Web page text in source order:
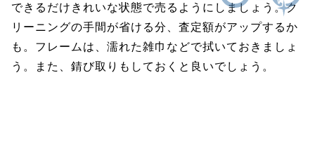
できるだけきれいな状態で売るようにしましょう。ク
リーニングの手間が省ける分、査定額がアップするか
も。フレームは、濡れた雑巾などで拭いておきましょ
う。また、錆び取りもしておくと良いでしょう。